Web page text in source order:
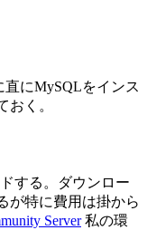
にMySQLをインス
おく。
する。ダウンロー
が特に費用は掛から
Server私の環